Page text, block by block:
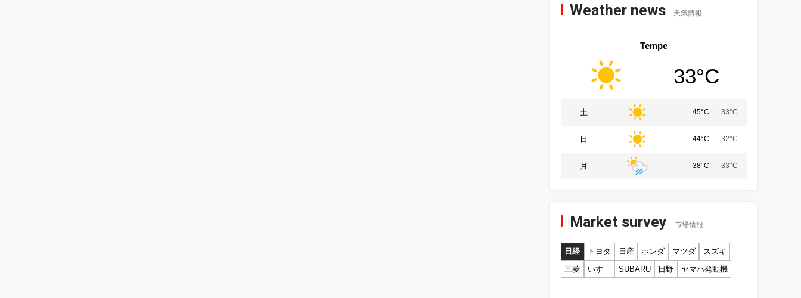
Weather news 天気情報
Tempe
33°C
土 45°C 33°C
日 44°C 32°C
月 38°C 33°C
Market survey 市場情報
日経 トヨタ 日産 ホンダ マツダ
スズキ
三菱
いすゞ SUBARU 日野 ヤマハ発動機